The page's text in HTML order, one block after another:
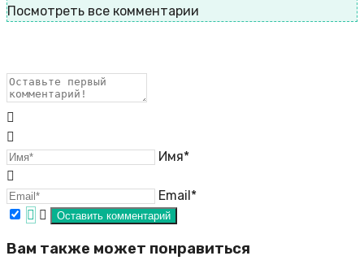
Посмотреть все комментарии
Имя*
Email*
Вам также может понравиться